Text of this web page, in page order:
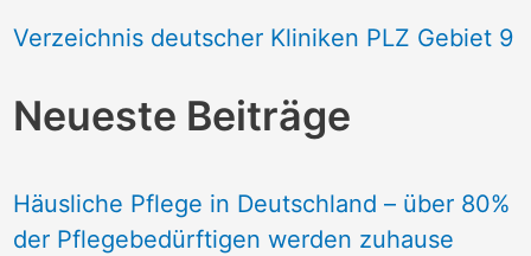
Verzeichnis deutscher Kliniken PLZ Gebiet 9
Neueste Beiträge
Häusliche Pflege in Deutschland – über 80%
der Pflegebedürftigen werden zuhause